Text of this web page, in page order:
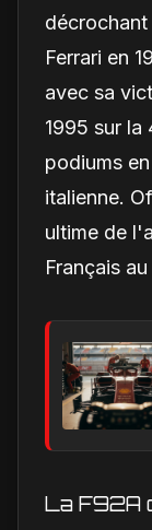
décrochant
Ferrari en
avec sa
1995 sur la
podiums
italienne.
ultime de
Français
La F92A